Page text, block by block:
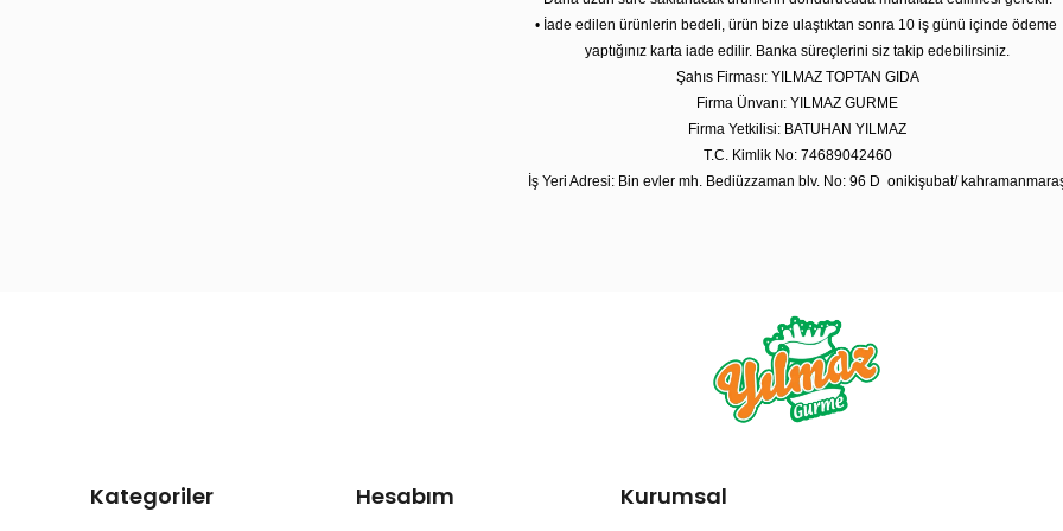
• İade edilen ürünlerin bedeli, ürün bize ulaştıktan sonra 10 iş günü içinde ödeme
yaptığınız karta iade edilir. Banka süreçlerini siz takip edebilirsiniz.
Şahıs Firması: YILMAZ TOPTAN GIDA
Firma Ünvanı: YILMAZ GURME
Firma Yetkilisi: BATUHAN YILMAZ
T.C. Kimlik No: 74689042460
İş Yeri Adresi: Bin evler mh. Bediüzzaman blv. No: 96 D onikişubat/
Kategoriler Hesabım Kurumsal